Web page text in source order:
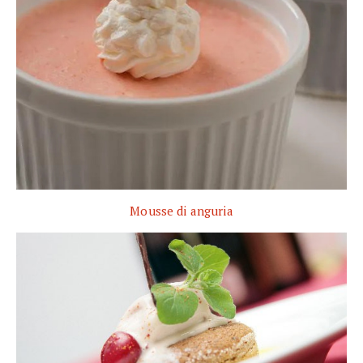
Mousse di anguria